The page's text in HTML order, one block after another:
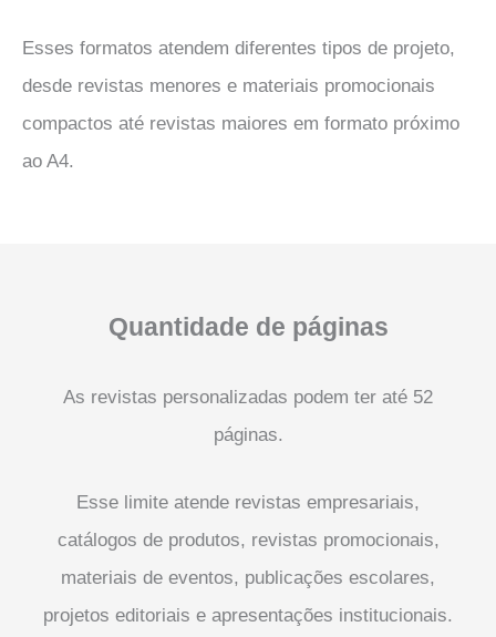
Esses formatos atendem diferentes tipos de projeto,
desde revistas menores e materiais promocionais
compactos até revistas maiores em formato próximo
ao A4.
Quantidade de páginas
As revistas personalizadas podem ter até 52
páginas.
Esse limite atende revistas empresariais,
catálogos de produtos, revistas promocionais,
materiais de eventos, publicações escolares,
projetos editoriais e apresentações institucionais.